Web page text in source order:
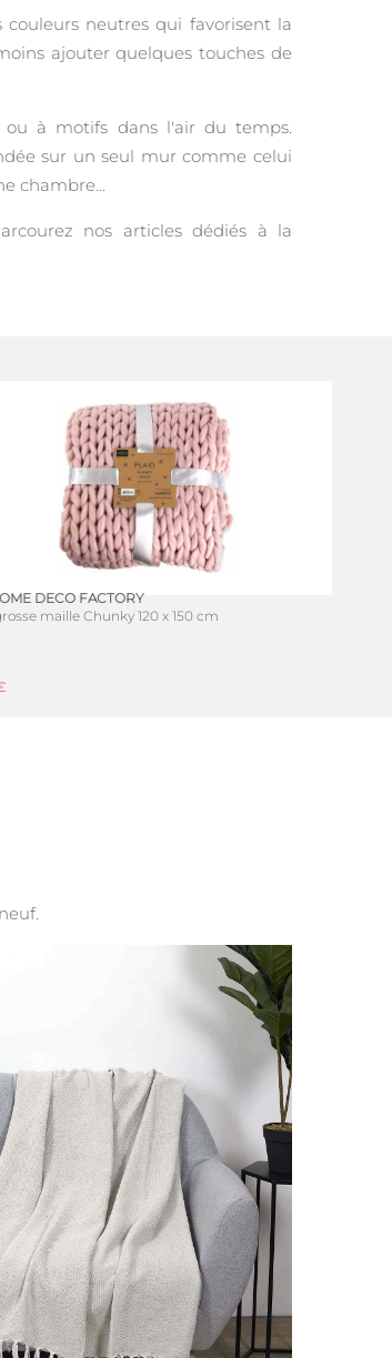
neutres qui favorisent la
ajouter quelques touches de
ou à motifs dans l'air du temps.
sur un seul mur comme celui
chambre…
nos articles dédiés à la
DECO FACTORY
maille Chunky 120 x 150 cm